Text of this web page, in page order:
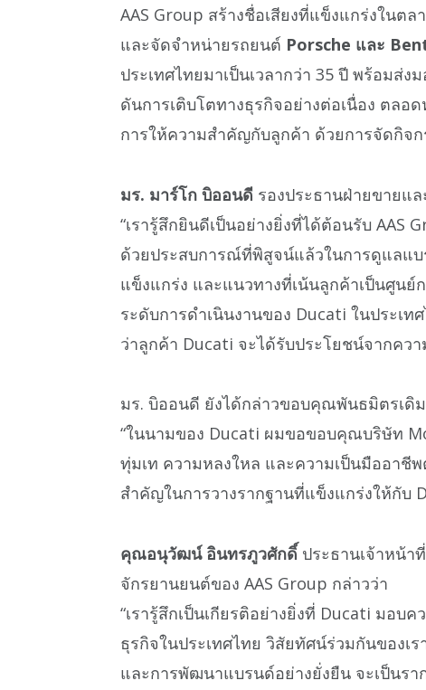
AAS Group สร้างชื่อเสียงที่แข็งแกร่งในต
และจัดจำหน่ายรถยนต์ Porsche และ
ประเทศไทยมาเป็นเวลากว่า 35 ปี พร้อมส่
ดันการเติบโตทางธุรกิจอย่างต่อเนื่อง ตลอ
การให้ความสำคัญกับลูกค้า ด้วยการจัดกิจ
มร. มาร์โก บิออนดี รองประธานฝ่ายขายแ
“เรารู้สึกยินดีเป็นอย่างยิ่งที่ได้ต้อนรับ AAS
ด้วยประสบการณ์ที่พิสูจน์แล้วในการดูแลแ
แข็งแกร่ง และแนวทางที่เน้นลูกค้าเป็นศูนย์
ระดับการดำเนินงานของ Ducati ในประเ
ว่าลูกค้า Ducati จะได้รับประโยชน์จากคว
มร. บิออนดี ยังได้กล่าวขอบคุณพันธมิตรเดิ
“ในนามของ Ducati ผมขอขอบคุณบริษัท
ทุ่มเท ความหลงใหล และความเป็นมืออาชี
สำคัญในการวางรากฐานที่แข็งแกร่งให้กับ
คุณอนุวัฒน์ อินทรภูวศักดิ์ ประธานเจ้าหน้า
จักรยานยนต์ของ AAS Group กล่าวว่า
“เรารู้สึกเป็นเกียรติอย่างยิ่งที่ Ducati มอบ
ธุรกิจในประเทศไทย วิสัยทัศน์ร่วมกันของเ
และการพัฒนาแบรนด์อย่างยั่งยืน จะเป็นร